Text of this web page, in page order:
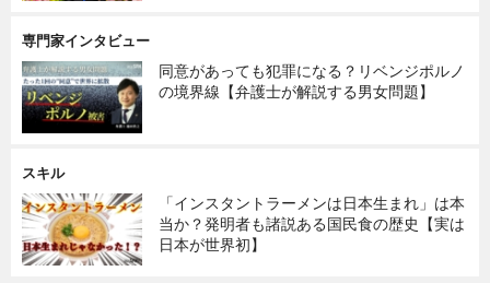
専門家インタビュー
同意があっても犯罪になる？リベンジポルノ
の境界線【弁護士が解説する男女問題】
スキル
「インスタントラーメンは日本生まれ」は本
当か？発明者も諸説ある国民食の歴史【実は
日本が世界初】